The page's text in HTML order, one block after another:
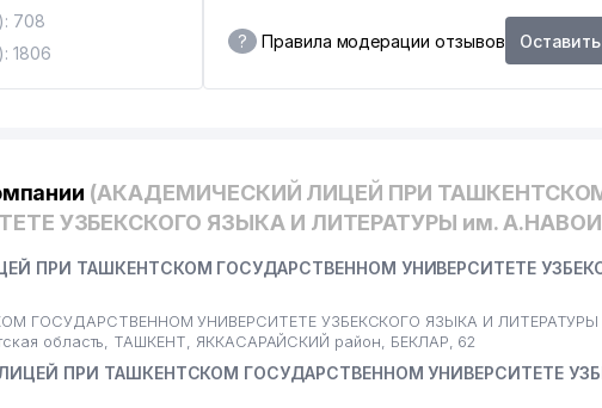
708
1806
? Правила модерации отзывов
(АКАДЕМИЧЕСКИЙ ЛИЦЕЙ ПРИ
УЗБЕКСКОГО ЯЗЫКА И ЛИТЕРАТУРЫ им.
ПРИ ТАШКЕНТСКОМ ГОСУДАРСТВЕННОМ УНИВЕРСИТЕТЕ
ГОСУДАРСТВЕННОМ УНИВЕРСИТЕТЕ УЗБЕКСКОГО ЯЗЫКА И
область, ТАШКЕНТ, ЯККАСАРАЙСКИЙ район, БЕКЛАР, 62
ПРИ ТАШКЕНТСКОМ ГОСУДАРСТВЕННОМ УНИВЕРСИТЕТЕ